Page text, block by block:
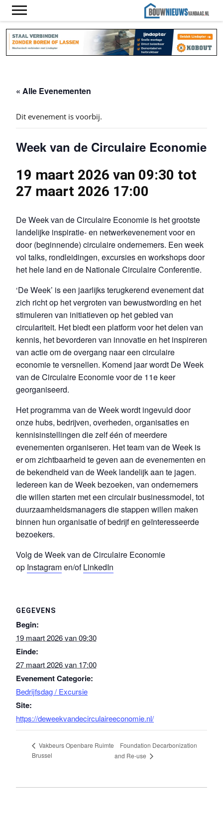
« Alle Evenementen
Dit evenement is voorbij.
Week van de Circulaire Economie
19 maart 2026 van 09:30 tot
27 maart 2026 17:00
De Week van de Circulaire Economie is het grootste
landelijke inspiratie- en netwerkevenement voor en
door (beginnende) circulaire ondernemers. Een week
vol talks, rondleidingen, excursies en workshops door
het hele land en de Nationale Circulaire Conferentie.
‘De Week’ is een jaarlijks terugkerend evenement dat
zich richt op het vergroten van bewustwording en het
stimuleren van initiatieven op het gebied van
circulariteit. Het biedt een platform voor het delen van
kennis, het bevorderen van innovatie en het inspireren
van actie om de overgang naar een circulaire
economie te versnellen. Komend jaar wordt De Week
van de Circulaire Economie voor de 11e keer
georganiseerd.
Het programma van de Week wordt ingevuld door
onze hubs, bedrijven, overheden, organisaties en
kennisinstellingen die zelf één of meerdere
evenementen organiseren. Het team van de Week is
er om zichtbaarheid te geven aan de evenementen en
de bekendheid van de Week landelijk aan te jagen.
Iedereen kan de Week bezoeken, van ondernemers
die willen starten met een circulair businessmodel, tot
duurzaamheidsmanagers die stappen willen maken
binnen hun organisatie of bedrijf en geïnteresseerde
bezoekers.
Volg de Week van de Circulaire Economie
op Instagramen/ofLinkedIn
GEGEVENS
Begin:
19 maart 2026 van 09:30
Einde:
27 maart 2026 van 17:00
Evenement Categorie:
Bedrijfsdag / Excursie
Site:
https://deweekvandecirculaireeconomie.nl/
Vakbeurs Openbare Ruimte
Brussel
Foundation Decarbonization
and Re-use